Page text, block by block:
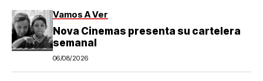
Vamos A Ver
Nova Cinemas presenta su cartelera
semanal
06/08/2026